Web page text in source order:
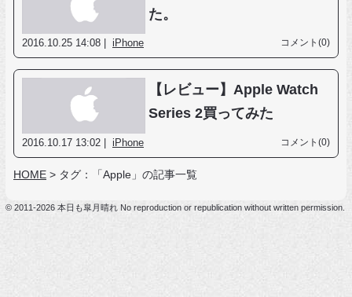
た。
2016.10.25 14:08 | iPhone コメント(0)
【レビュー】Apple Watch
Series 2買ってみた
2016.10.17 13:02 | iPhone コメント(0)
HOME > タグ：「Apple」の記事一覧
© 2011-2026 本日も皐月晴れ No reproduction or republication without written permission.